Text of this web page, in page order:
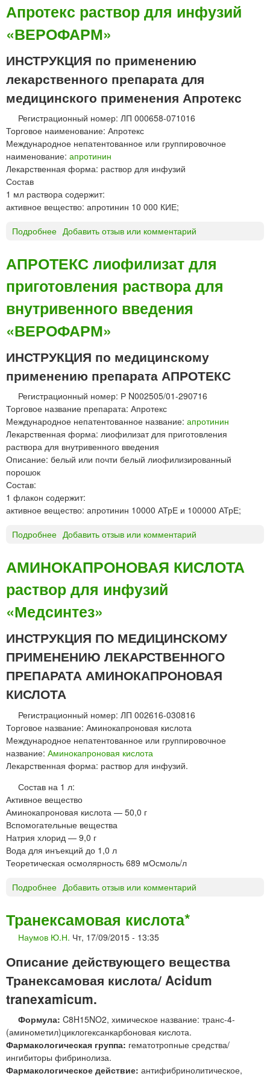
Р
У
С
®
а
э
р
о
з
о
л
ь
д
я
и
л
я
ц
й
о
и
р
в
а
н
н
ы
й
Апротекс раствор для инфузий
«ВЕРОФАРМ»
ИНСТРУКЦИЯ по применению
лекарственного препарата для
медицинского применения Апротекс
Регистрационный номер: ЛП 000658-071016
Торговое наименование: Апротекс
Международное непатентованное или группировочное
наименование: апротинин
Лекарственная форма: раствор для инфузий
Состав
1 мл раствора содержит:
активное вещество: апротинин 10 000 КИЕ;
Подробнее
п
р
о
т
е
с
а
т
в
о
р
д
л
я
ф
у
«
В
Е
Р
О
А
М
»
Добавить отзыв или комментарий
АПРОТЕКС лиофилизат для
приготовления раствора для
внутривенного введения
«ВЕРОФАРМ»
ИНСТРУКЦИЯ по медицинскому
применению препарата АПРОТЕКС
Регистрационный номер: Р N002505/01-290716
Торговое название препарата: Апротекс
Международное непатентованное название: апротинин
Лекарственная форма: лиофилизат для приготовления
раствора для внутривенного введения
Описание: белый или почти белый лиофилизированный
порошок
Состав:
1 флакон содержит:
активное вещество: апротинин 10000 АТрЕ и 100000 АТрЕ;
Подробнее
П
Р
О
Т
Е
С
и
о
и
л
и
з
а
т
л
я
п
р
и
г
о
л
е
н
я
р
с
т
в
о
р
а
Добавить отзыв или комментарий
АМИНОКАПРОНОВАЯ КИСЛОТА
раствор для инфузий
«Медсинтез»
ИНСТРУКЦИЯ ПО МЕДИЦИНСКОМУ
ПРИМЕНЕНИЮ ЛЕКАРСТВЕННОГО
ПРЕПАРАТА АМИНОКАПРОНОВАЯ
КИСЛОТА
Регистрационный номер: ЛП 002616-030816
Торговое название: Аминокапроновая кислота
Международное непатентованное или группировочное
название: Аминокапроновая кислота
Лекарственная форма: раствор для инфузий.
Состав на 1 л:
Активное вещество
Аминокапроновая кислота — 50,0 г
Вспомогательные вещества
Натрия хлорид — 9,0 г
Вода для инъекций до 1,0 л
Теоретическая осмолярность 689 мОсмоль/л
Подробнее
И
Н
К
П
Р
Н
О
В
А
Я
Добавить отзыв или комментарий
Транексамовая кислота*
Наумов Ю.Н. Чт, 17/09/2015 - 13:35
Описание действующего вещества
Транексамовая кислота/ Acidum
tranexamicum.
Формула: C8H15NO2, химическое название: транс-4-
(аминометил)циклогексанкарбоновая кислота.
Фармакологическая группа: гематотропные средства/
ингибиторы фибринолиза.
Фармакологическое действие: антифибринолитическое,